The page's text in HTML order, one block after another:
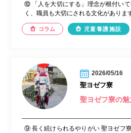
⑩ 「人を大切にする」理念が根付い
く、職員も大切にされる文化がありま
コラム 児童養護施設
2026/05/16
聖ヨゼフ寮
聖ヨゼフ寮の魅
⑨ 長く続けられるやりがい 聖ヨゼフ